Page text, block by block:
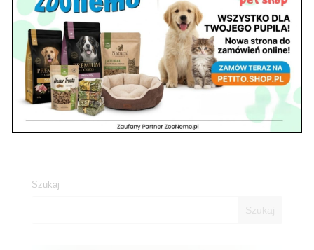
0 KOMENTARZE
Szukaj